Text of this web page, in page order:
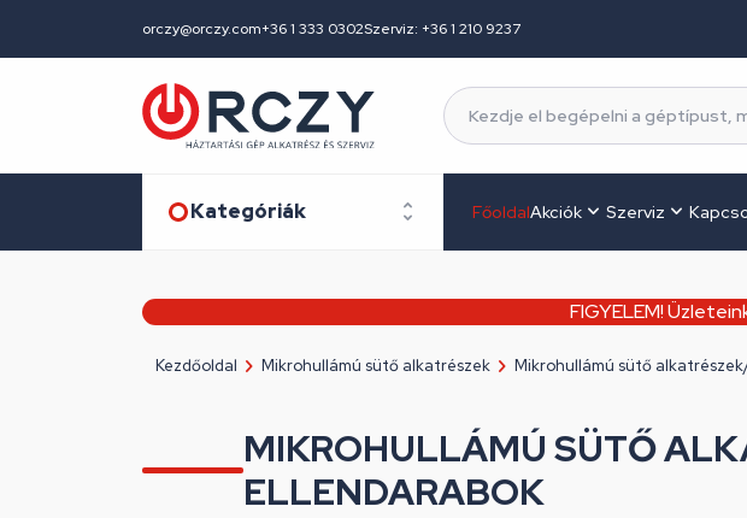
orczy@orczy.com+36 1 333 0302Szerviz: +36 1 210 9237
Kategóriák FőoldalAkciók Szerviz
FIGYELEM!
Kezdőoldal Mikrohullámú sütő alkatrészek Mikrohullámú sütő
MIKROHULLÁMÚ SÜTŐ
ELLENDARABOK